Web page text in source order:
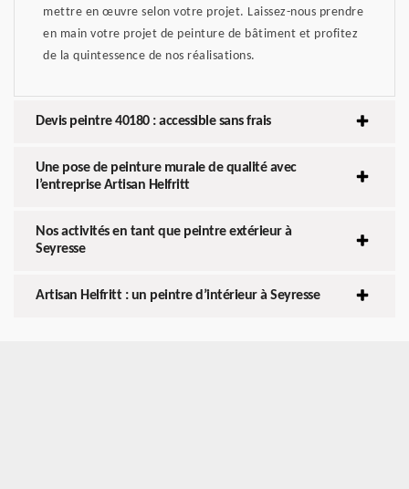
mettre en œuvre selon votre projet. Laissez-nous prendre
en main votre projet de peinture de bâtiment et profitez
de la quintessence de nos réalisations.
Devis peintre 40180 : accessible sans frais
Une pose de peinture murale de qualité avec
l’entreprise Artisan Helfritt
Nos activités en tant que peintre extérieur à
Seyresse
Artisan Helfritt : un peintre d’intérieur à Seyresse